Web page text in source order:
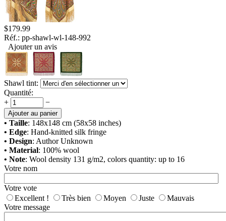
$179.99
Réf.: pp-shawl-wl-148-992
Ajouter un avis
Shawl tint:
Quantité:
+
−
Ajouter au panier
• Taille: 148x148 cm (58x58 inches)
• Edge: Hand-knitted silk fringe
• Design: Author Unknown
• Material: 100% wool
• Note: Wool density 131 g/m2, colors quantity: up to 16
Votre nom
Votre vote
Excellent !
Très bien Moyen Juste
Mauvais
Votre message